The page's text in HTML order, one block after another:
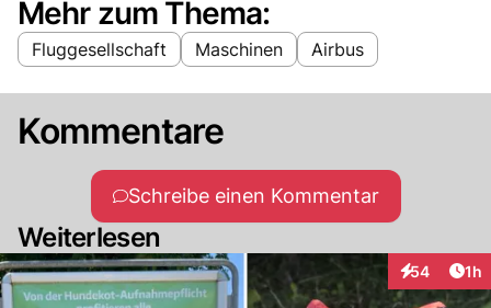
Mehr zum Thema:
Fluggesellschaft Maschinen Airbus
Kommentare
Schreibe einen Kommentar
Weiterlesen
54
Interaktionen
1h